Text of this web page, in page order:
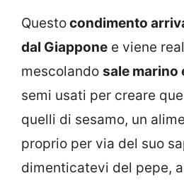
Questocondimento
dal Giappone e viene
mescolando sale marino
semi usati per creare
quelli di sesamo, un
proprio per via del suo
dimenticatevi del pepe,